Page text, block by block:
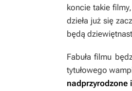
koncie takie
dzieła już się
będą
Fabuła filmu
tytułowego
nadprzyrodzone